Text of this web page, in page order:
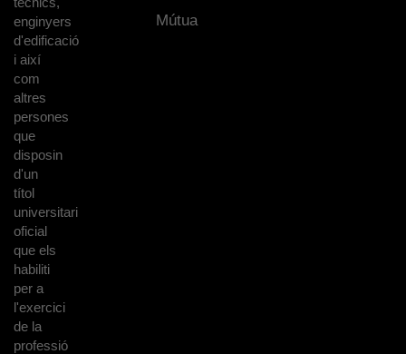
enginyers
d'edificació
i així
com
altres
persones
que
disposin
d'un
títol
universitari
oficial
que els
habiliti
per a
l'exercici
de la
professió
Mútua